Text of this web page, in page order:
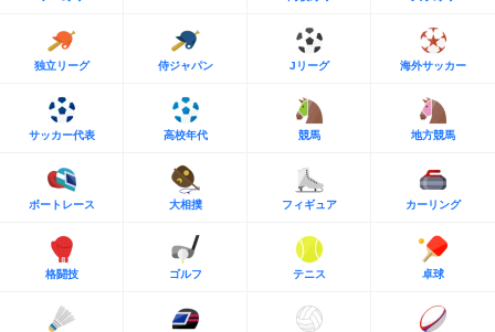
独立リーグ 侍ジャパン Jリーグ 海外サッカー
サッカー代表 高校年代 競馬 地方競馬
ボートレース 大相撲 フィギュア カーリング
格闘技 ゴルフ テニス 卓球